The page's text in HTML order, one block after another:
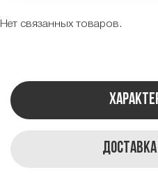
Нет связанных товаров.